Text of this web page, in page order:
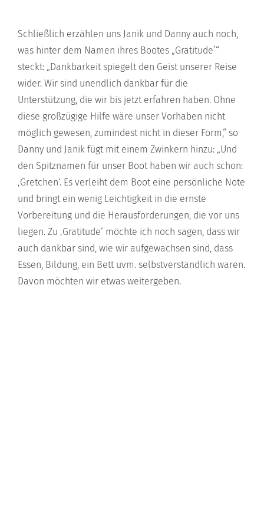
Schließlich erzählen uns Janik und Danny auch noch,
was hinter dem Namen ihres Bootes „Gratitude’“
steckt: „Dankbarkeit spiegelt den Geist unserer Reise
wider. Wir sind unendlich dankbar für die
Unterstützung, die wir bis jetzt erfahren haben. Ohne
diese großzügige Hilfe wäre unser Vorhaben nicht
möglich gewesen, zumindest nicht in dieser Form,“ so
Danny und Janik fügt mit einem Zwinkern hinzu: „Und
den Spitznamen für unser Boot haben wir auch schon:
‚Gretchen‘. Es verleiht dem Boot eine persönliche Note
und bringt ein wenig Leichtigkeit in die ernste
Vorbereitung und die Herausforderungen, die vor uns
liegen. Zu ‚Gratitude‘ möchte ich noch sagen, dass wir
auch dankbar sind, wie wir aufgewachsen sind, dass
Essen, Bildung, ein Bett uvm. selbstverständlich waren.
Davon möchten wir etwas weitergeben.